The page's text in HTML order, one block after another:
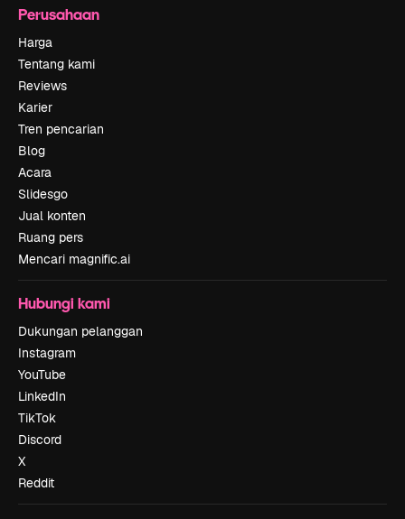
Perusahaan
Harga
Tentang kami
Reviews
Karier
Tren pencarian
Blog
Acara
Slidesgo
Jual konten
Ruang pers
Mencari magnific.ai
Hubungi kami
Dukungan pelanggan
Instagram
YouTube
LinkedIn
TikTok
Discord
X
Reddit